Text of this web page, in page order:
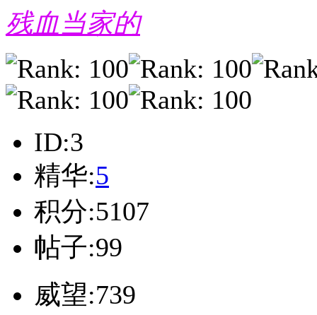
残血当家的
ID:3
精华:5
积分:5107
帖子:99
威望:739